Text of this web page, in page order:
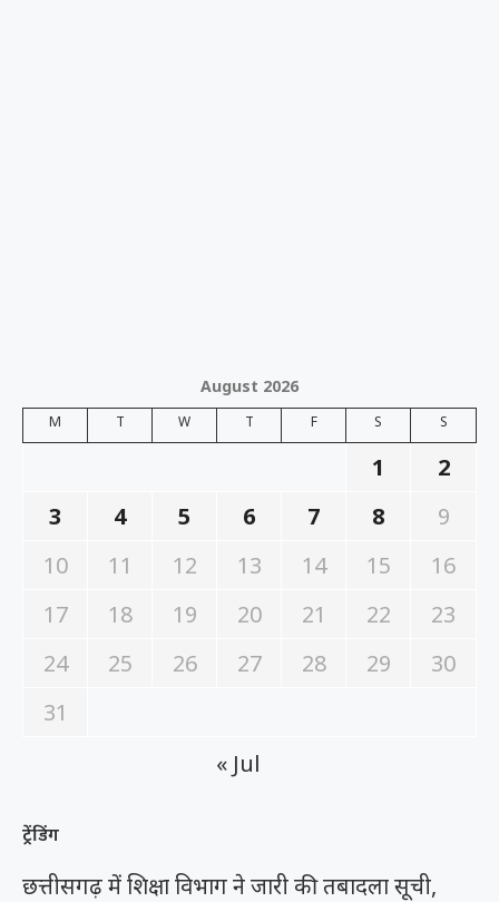
August 2026
M T W T F S S
1
2
3
4 5 6 7 8
9
10
11 12 13 14 15
16
17
18 19 20 21 22
23
24
25 26 27 28 29
30
31
« Jul
ट्रेंडिंग
छत्तीसगढ़ में शिक्षा विभाग ने जारी की तबादला सूची,